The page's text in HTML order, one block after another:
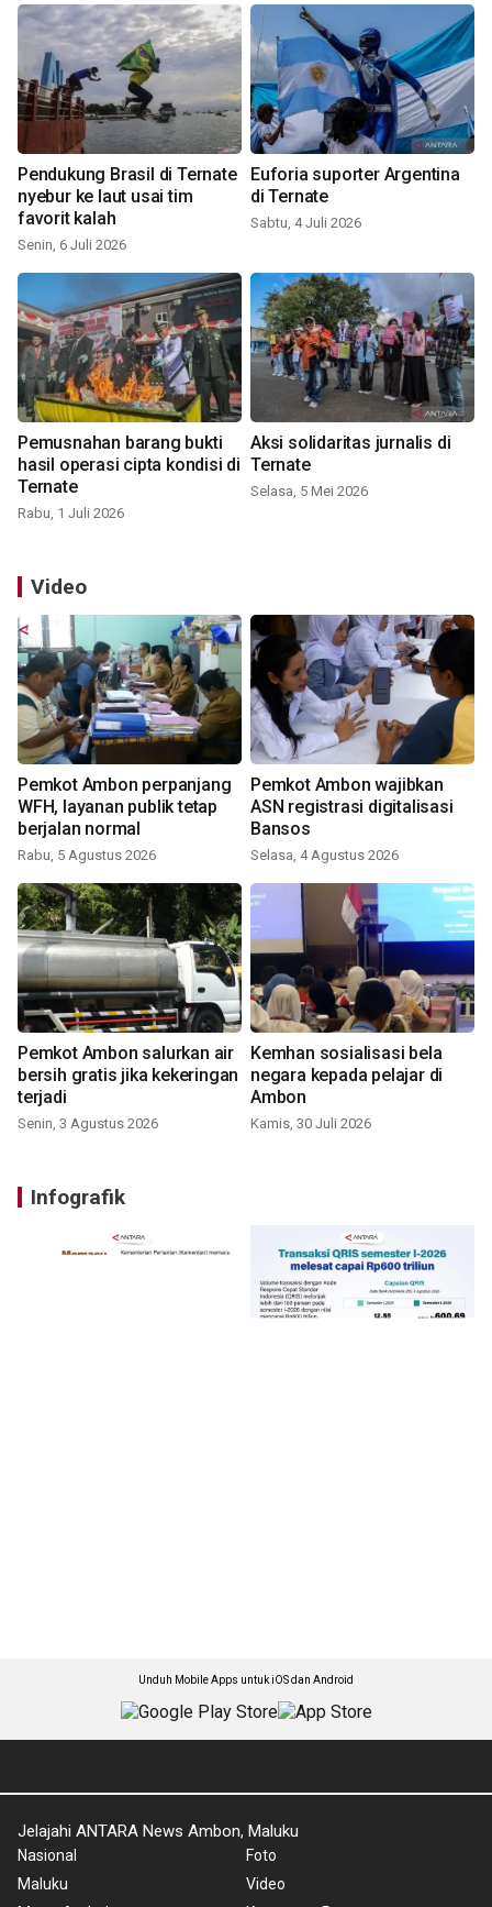
Pendukung Brasil di Ternate
nyebur ke laut usai tim
favorit kalah
Senin, 6 Juli 2026
Euforia suporter Argentina
di Ternate
Sabtu, 4 Juli 2026
Pemusnahan barang bukti
hasil operasi cipta kondisi di
Ternate
Rabu, 1 Juli 2026
Aksi solidaritas jurnalis di
Ternate
Selasa, 5 Mei 2026
Video
Pemkot Ambon perpanjang
WFH, layanan publik tetap
berjalan normal
Rabu, 5 Agustus 2026
Pemkot Ambon wajibkan
ASN registrasi digitalisasi
Bansos
Selasa, 4 Agustus 2026
Pemkot Ambon salurkan air
bersih gratis jika kekeringan
terjadi
Senin, 3 Agustus 2026
Kemhan sosialisasi bela
negara kepada pelajar di
Ambon
Kamis, 30 Juli 2026
Infografik
Unduh Mobile Apps untuk iOS dan Android
Jelajahi ANTARA News Ambon, Maluku
Nasional
Maluku
Foto
Video